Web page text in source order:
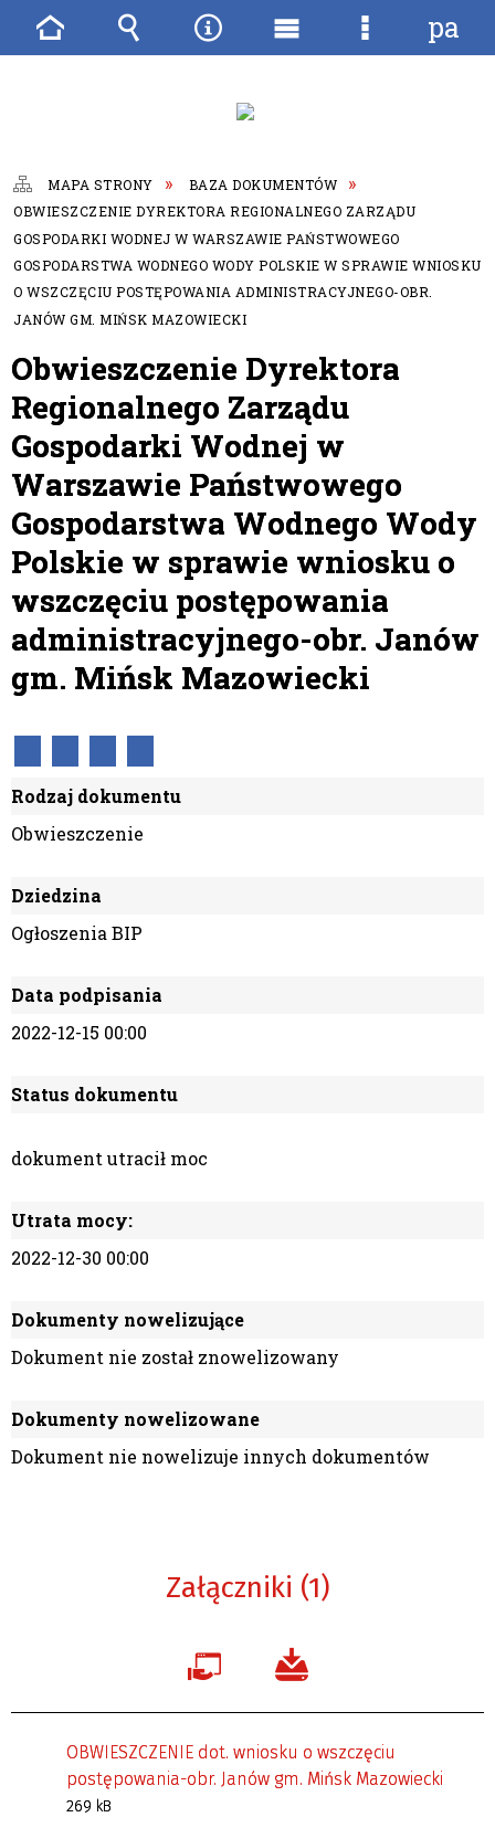
MAPA STRONY
BAZA DOKUMENTÓW
OBWIESZCZENIE DYREKTORA REGIONALNEGO ZARZĄDU
GOSPODARKI WODNEJ W WARSZAWIE PAŃSTWOWEGO
GOSPODARSTWA WODNEGO WODY POLSKIE W SPRAWIE WNIOSKU
O WSZCZĘCIU POSTĘPOWANIA ADMINISTRACYJNEGO-OBR.
JANÓW GM. MIŃSK MAZOWIECKI
Obwieszczenie Dyrektora
Regionalnego Zarządu
Gospodarki Wodnej w
Warszawie Państwowego
Gospodarstwa Wodnego Wody
Polskie w sprawie wniosku o
wszczęciu postępowania
administracyjnego-obr. Janów
gm. Mińsk Mazowiecki
Rodzaj dokumentu
Obwieszczenie
Dziedzina
Ogłoszenia BIP
Data podpisania
2022-12-15 00:00
Status dokumentu
dokument utracił moc
Utrata mocy:
2022-12-30 00:00
Dokumenty nowelizujące
Dokument nie został znowelizowany
Dokumenty nowelizowane
Dokument nie nowelizuje innych dokumentów
Załączniki (1)
OBWIESZCZENIE dot. wniosku o wszczęciu
postępowania-obr. Janów gm. Mińsk Mazowiecki
269 kB
StronaWyszukiwarka
Narzędzia
MenuMenu